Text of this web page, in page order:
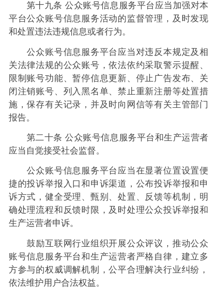
第十九条 公众账号信息服务平台应当加强对本
平台公众账号信息服务活动的监督管理，及时发现
和处置违法违规信息或者行为。
公众账号信息服务平台应当对违反本规定及相
关法律法规的公众账号，依法依约采取警示提醒、
限制账号功能、暂停信息更新、停止广告发布、关
闭注销账号、列入黑名单、禁止重新注册等处置措
施，保存有关记录，并及时向网信等有关主管部门
报告。
第二十条 公众账号信息服务平台和生产运营者
应当自觉接受社会监督。
公众账号信息服务平台应当在显著位置设置便
捷的投诉举报入口和申诉渠道，公布投诉举报和申
诉方式，健全受理、甄别、处置、反馈等机制，明
确处理流程和反馈时限，及时处理公众投诉举报和
生产运营者申诉。
鼓励互联网行业组织开展公众评议，推动公众
账号信息服务平台和生产运营者严格自律，建立多
方参与的权威调解机制，公平合理解决行业纠纷，
依法维护用户合法权益。